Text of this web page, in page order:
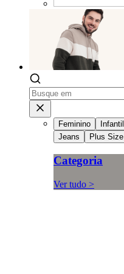
Feminino Infantil
Jeans
Plus Size
Categoria
Ver tudo >